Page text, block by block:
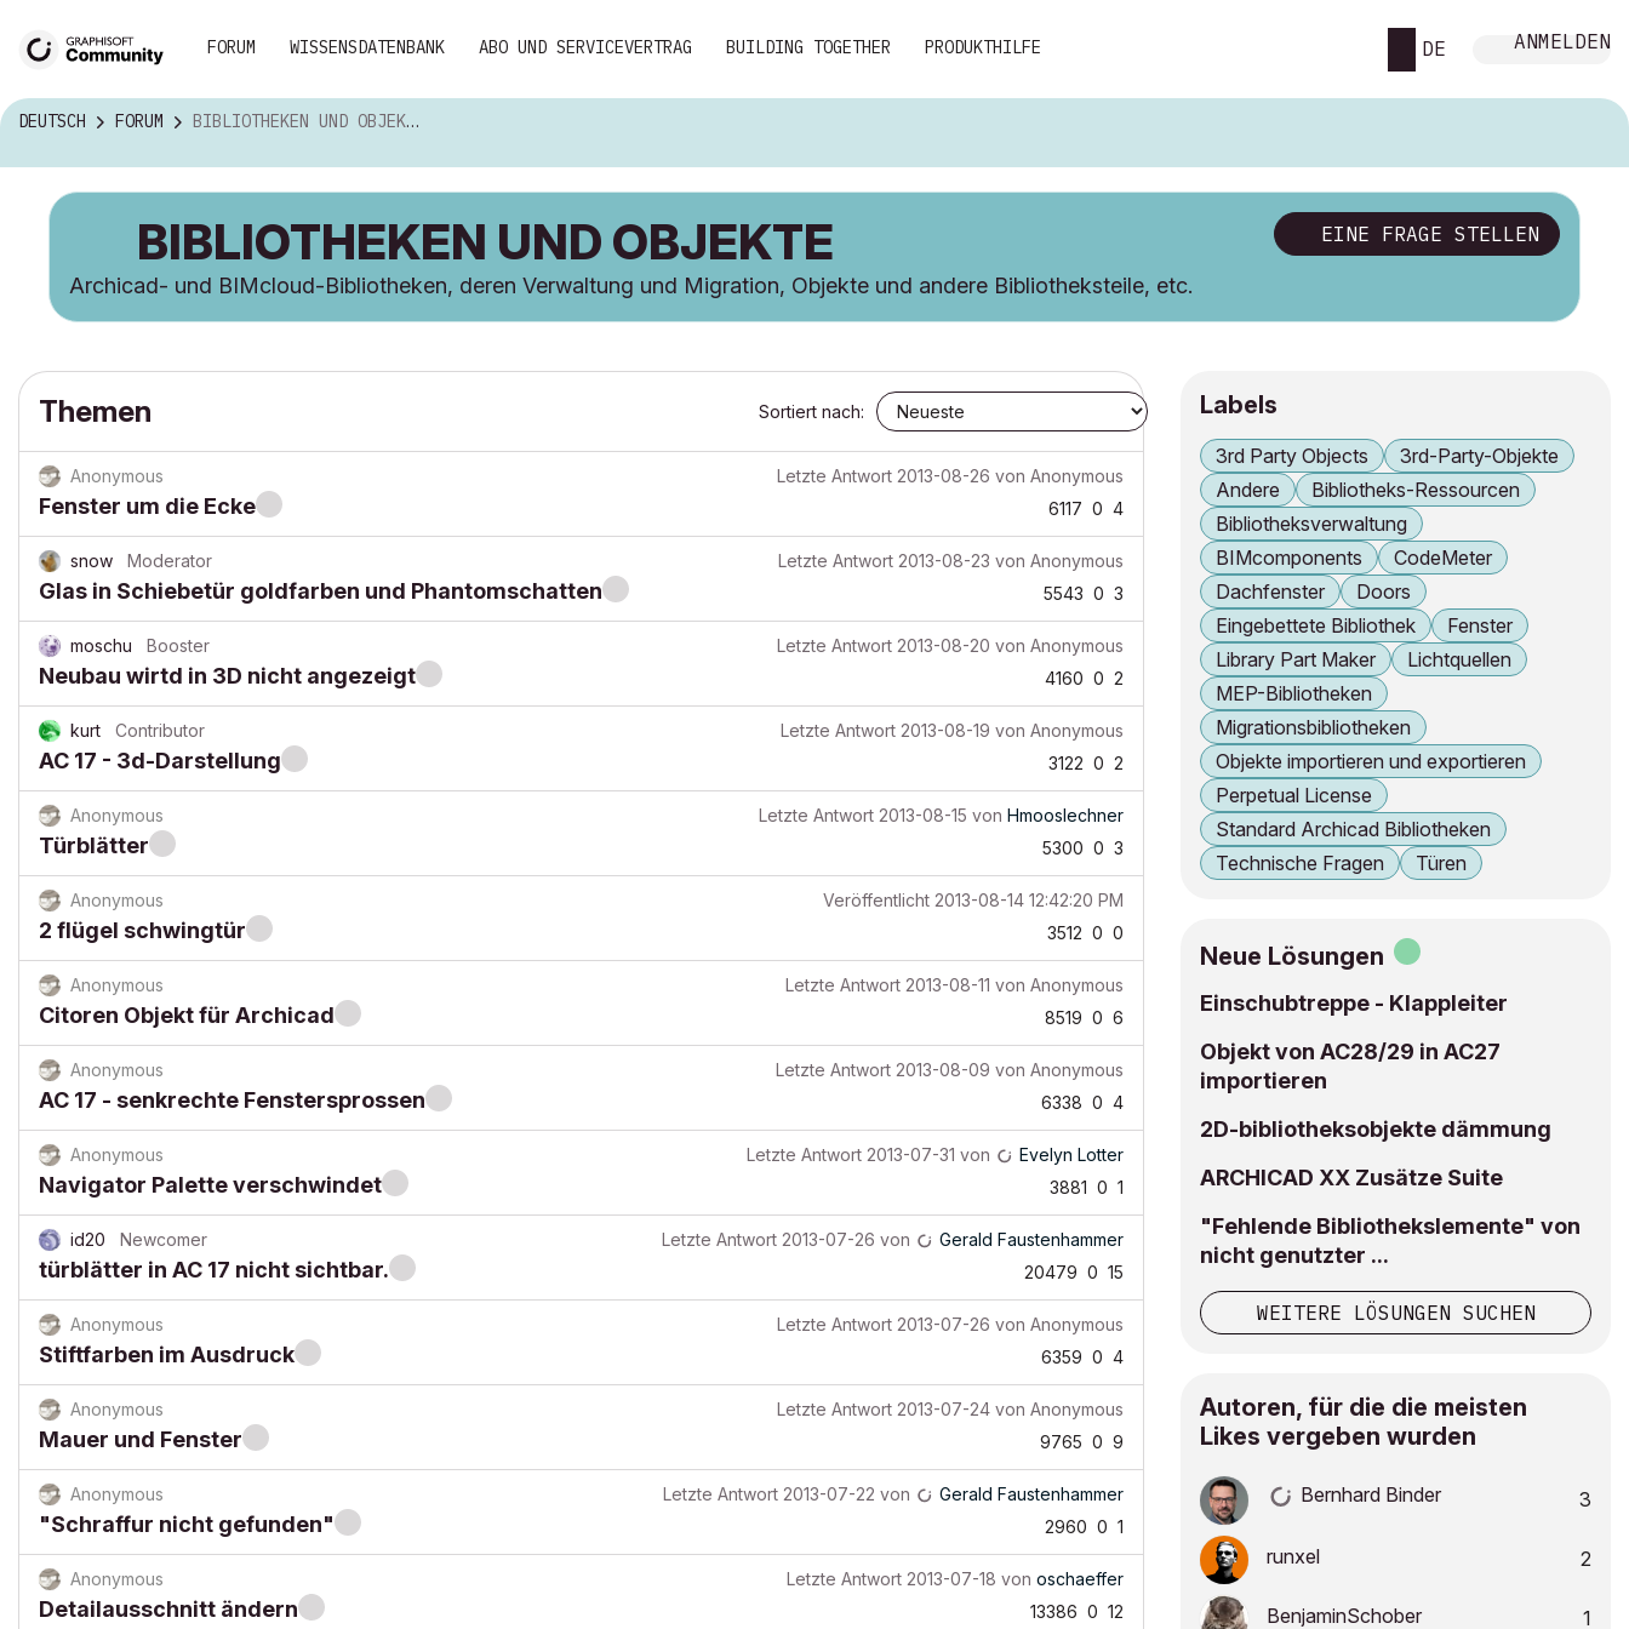
FORUM WISSENSDATENBANK ABO UND SERVICEVERTRAG BUILDING TOGETHER PRODUKTHILFE DE ANMELDEN
DEUTSCH FORUM BIBLIOTHEKEN UND OBJEKTE
EINE FRAGE STELLEN
BIBLIOTHEKEN UND OBJEKTE
Archicad- und BIMcloud-Bibliotheken, deren Verwaltung und Migration, Objekte und andere Bibliotheksteile, etc.
Themen Sortiert nach:
Anonymous Letzte Antwort 2013-08-26 von Anonymous
Fenster um die Ecke 6117 0 4
snow Moderator Letzte Antwort 2013-08-23 von Anonymous
Glas in Schiebetür goldfarben und Phantomschatten 5543 0 3
moschu Booster Letzte Antwort 2013-08-20 von Anonymous
Neubau wirtd in 3D nicht angezeigt 4160 0 2
kurt Contributor Letzte Antwort 2013-08-19 von Anonymous
AC 17 - 3d-Darstellung 3122 0 2
Anonymous Letzte Antwort 2013-08-15 von Hmooslechner
Türblätter 5300 0 3
Anonymous Veröffentlicht 2013-08-14 12:42:20 PM
2 flügel schwingtür 3512 0 0
Anonymous Letzte Antwort 2013-08-11 von Anonymous
Citoren Objekt für Archicad 8519 0 6
Anonymous Letzte Antwort 2013-08-09 von Anonymous
AC 17 - senkrechte Fenstersprossen 6338 0 4
Anonymous Letzte Antwort 2013-07-31 von Evelyn Lotter
Navigator Palette verschwindet 3881 0 1
id20 Newcomer Letzte Antwort 2013-07-26 von Gerald Faustenhammer
türblätter in AC 17 nicht sichtbar. 20479 0 15
Anonymous Letzte Antwort 2013-07-26 von Anonymous
Stiftfarben im Ausdruck 6359 0 4
Anonymous Letzte Antwort 2013-07-24 von Anonymous
Mauer und Fenster 9765 0 9
Anonymous Letzte Antwort 2013-07-22 von Gerald Faustenhammer
"Schraffur nicht gefunden" 2960 0 1
Anonymous Letzte Antwort 2013-07-18 von oschaeffer
Detailausschnitt ändern 13386 0 12
Labels
3rd Party Objects
3rd-Party-Objekte
Andere
Bibliotheks-Ressourcen
Bibliotheksverwaltung
BIMcomponents
CodeMeter
Dachfenster
Doors
Eingebettete Bibliothek
Fenster
Library Part Maker
Lichtquellen
MEP-Bibliotheken
Migrationsbibliotheken
Objekte importieren und exportieren
Perpetual License
Standard Archicad Bibliotheken
Technische Fragen
Türen
Neue Lösungen
Einschubtreppe - Klappleiter
Objekt von AC28/29 in AC27
importieren
2D-bibliotheksobjekte dämmung
ARCHICAD XX Zusätze Suite
"Fehlende Bibliothekslemente" von
nicht genutzter ...
WEITERE LÖSUNGEN SUCHEN
Autoren, für die die meisten
Likes vergeben wurden
Bernhard Binder 3
runxel 2
BenjaminSchober 1